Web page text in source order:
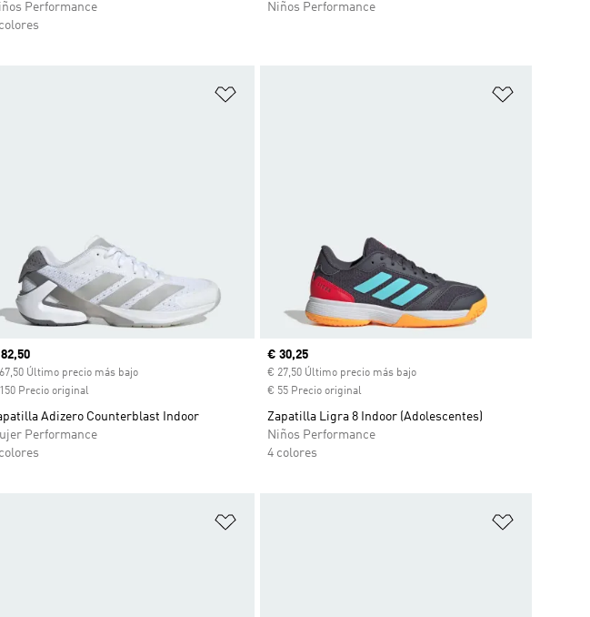
Performance
Niños Performance
actual
Último precio más bajo
Precio original
Adizero Counterblast Indoor
Performance
Precio actual
€ 30,25
€ 27,50 Último precio más bajo
€ 55 Precio original
Zapatilla Ligra 8 Indoor (Adolescentes)
Niños Performance
4 colores